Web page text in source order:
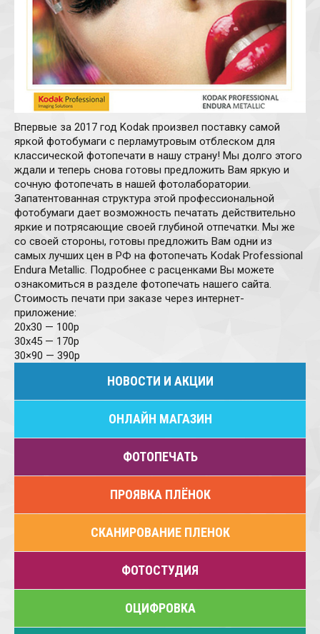
Впервые за 2017 год Kodak произвел поставку самой
яркой фотобумаги с перламутровым отблеском для
классической фотопечати в нашу страну! Мы долго этого
ждали и теперь снова готовы предложить Вам яркую и
сочную фотопечать в нашей фотолаборатории.
Запатентованная структура этой профессиональной
фотобумаги дает возможность печатать действительно
яркие и потрясающие своей глубиной отпечатки. Мы же
со своей стороны, готовы предложить Вам одни из
самых лучших цен в РФ на фотопечать Kodak Professional
Endura Metallic. Подробнее с расценками Вы можете
ознакомиться в разделе фотопечать нашего сайта.
Стоимость печати при заказе через интернет-
приложение:
20х30 — 100р
30х45 — 170р
30×90 — 390р
НОВОСТИ И АКЦИИ
ОНЛАЙН МАГАЗИН
ФОТОПЕЧАТЬ
ПРОЯВКА ПЛЁНОК
CКАНИРОВАНИЕ ПЛЕНОК
ФОТОСТУДИЯ
ОЦИФРОВКА